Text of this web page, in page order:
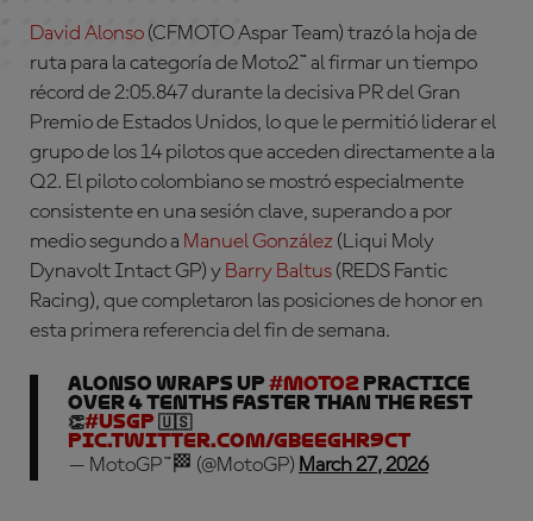
David Alonso (CFMOTO Aspar Team) trazó la hoja de
ruta para la categoría de Moto2™ al firmar un tiempo
récord de 2:05.847 durante la decisiva PR del Gran
Premio de Estados Unidos, lo que le permitió liderar el
grupo de los 14 pilotos que acceden directamente a la
Q2. El piloto colombiano se mostró especialmente
consistente en una sesión clave, superando a por
medio segundo a Manuel González (Liqui Moly
Dynavolt Intact GP) y Barry Baltus (REDS Fantic
Racing), que completaron las posiciones de honor en
esta primera referencia del fin de semana.
Alonso wraps up #Moto2 Practice
over 4 tenths faster than the rest
👏#USGP 🇺🇸
pic.twitter.com/gBeeGhR9cT
— MotoGP™🏁 (@MotoGP) March 27, 2026